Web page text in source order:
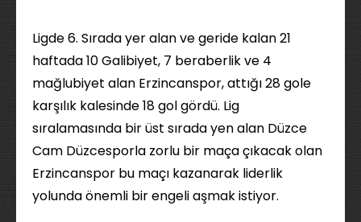
Ligde 6. Sırada yer alan ve geride kalan 21
haftada 10 Galibiyet, 7 beraberlik ve 4
mağlubiyet alan Erzincanspor, attığı 28 gole
karşılık kalesinde 18 gol gördü. Lig
sıralamasında bir üst sırada yen alan Düzce
Cam Düzcesporla zorlu bir maça çıkacak olan
Erzincanspor bu maçı kazanarak liderlik
yolunda önemli bir engeli aşmak istiyor.